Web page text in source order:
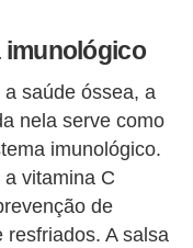
imunológico
saúde óssea, a
nela serve como
imunológico.
vitamina C
de
resfriados. A salsa